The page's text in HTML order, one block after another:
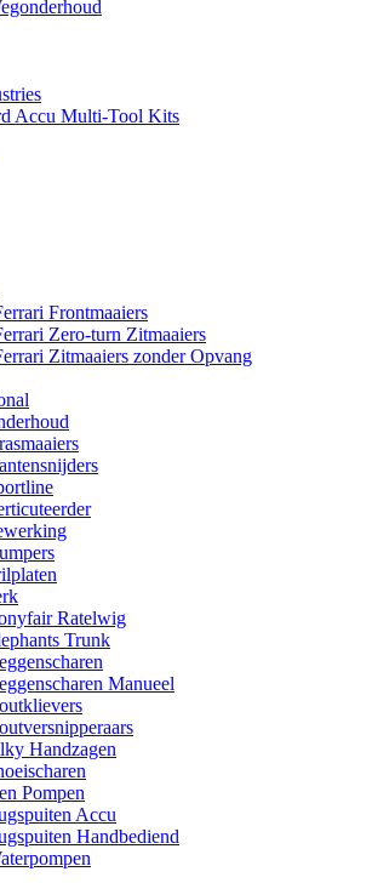
Accu Multi-Tool Kits
Frontmaaiers
Zero-turn Zitmaaiers
Zitmaaiers zonder Opvang
Ratelwig
Trunk
Manueel
Handzagen
Pompen
Accu
Handbediend